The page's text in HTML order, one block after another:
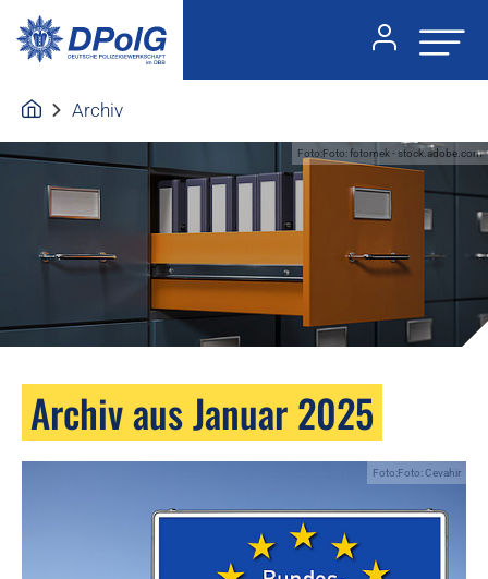
Archiv
Foto:Foto: fotomek - stock.adobe.com
Archiv aus Januar 2025
Foto:Foto: Cevahir